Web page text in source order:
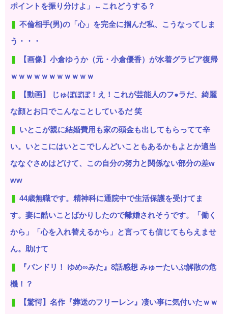
ポイントを振り分けよ」←これどうする？
不倫相手(男)の「心」を完全に掴んだ私、こうなってしま
う・・・
【画像】小倉ゆうか（元・小倉優香）が水着グラビア復帰
ｗｗｗｗｗｗｗｗｗｗｗ
【動画】 じゅぼぼぼ！え！これが芸能人のフ●ラだ、綺麗
な顔とお口でこんなことしているだ 笑
いとこが親に結婚費用も家の頭金も出してもらってて辛
い。いとこにはいとこでしんどいこともあるかもよとか適当
ななぐさめはどけて、この自分の努力と関係ない部分の差w
ww
44歳無職です。精神科に通院中で生活保護を受けてま
す。妻に酷いことばかりしたので離婚されそうです。「働く
から」「心を入れ替えるから」と言っても信じてもらえませ
ん。助けて
『バンドリ！ ゆめ∞みた』8話感想 みゅーたいぷ解散の危
機！？
【驚愕】名作『葬送のフリーレン』凄い事に気付いたｗｗ